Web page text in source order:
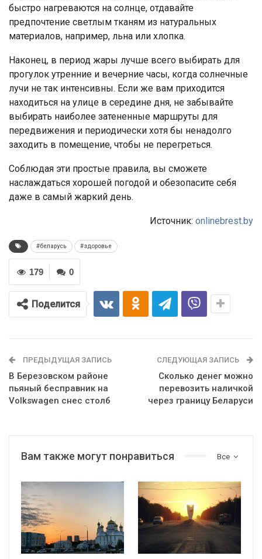
быстро нагреваются на солнце, отдавайте
предпочтение светлым тканям из натуральных
материалов, например, льна или хлопка.
Наконец, в период жары лучше всего выбирать для
прогулок утренние и вечерние часы, когда солнечные
лучи не так интенсивны. Если же вам приходится
находиться на улице в середине дня, не забывайте
выбирать наиболее затененные маршруты для
передвижения и периодически хотя бы ненадолго
заходить в помещение, чтобы не перегреться.
Соблюдая эти простые правила, вы сможете
наслаждаться хорошей погодой и обезопасите себя
даже в самый жаркий день.
Источник: onlinebrest.by
#беларусь #здоровье
0
179
Поделится
ПРЕДЫДУЩАЯ ЗАПИСЬ
В Березовском районе
пьяный бесправник на
Volkswagen снес столб
СЛЕДУЮЩАЯ ЗАПИСЬ
Сколько денег можно
перевозить наличкой
через границу Беларуси
Все
Вам также могут понравиться